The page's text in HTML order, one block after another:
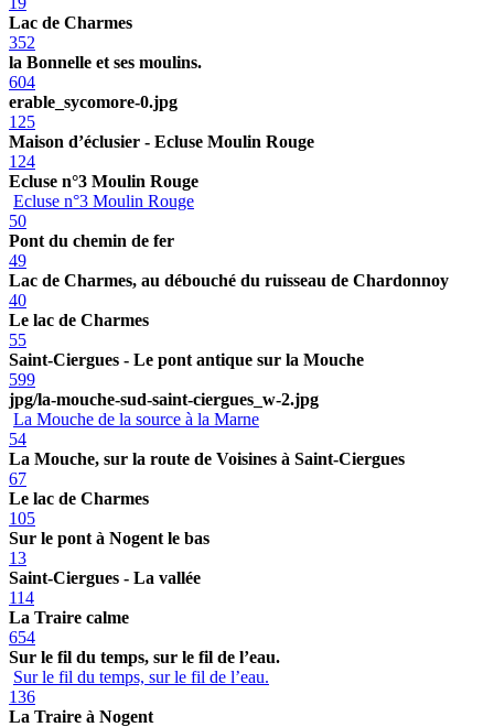
Lac de Charmes
352
la Bonnelle et ses moulins.
604
erable_sycomore-0.jpg
125
Maison d’éclusier - Ecluse Moulin Rouge
124
Ecluse n°3 Moulin Rouge
Ecluse n°3 Moulin Rouge
50
Pont du chemin de fer
49
Lac de Charmes, au débouché du ruisseau de Chardonnoy
40
Le lac de Charmes
55
Saint-Ciergues - Le pont antique sur la Mouche
599
jpg/la-mouche-sud-saint-ciergues_w-2.jpg
La Mouche de la source à la Marne
54
La Mouche, sur la route de Voisines à Saint-Ciergues
67
Le lac de Charmes
105
Sur le pont à Nogent le bas
13
Saint-Ciergues - La vallée
114
La Traire calme
654
Sur le fil du temps, sur le fil de l’eau.
Sur le fil du temps, sur le fil de l’eau.
136
La Traire à Nogent